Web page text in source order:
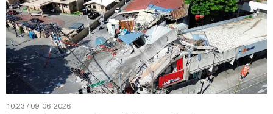
10:23 / 09-06-2026